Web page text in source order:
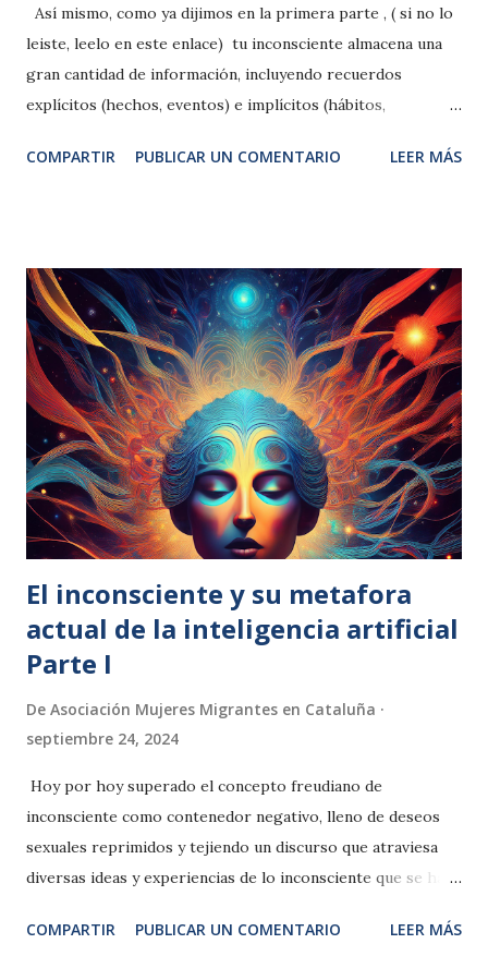
Así mismo, como ya dijimos en la primera parte , ( si no lo
leiste, leelo en este enlace) tu inconsciente almacena una
gran cantidad de información, incluyendo recuerdos
explícitos (hechos, eventos) e implícitos (hábitos,
desagradables. El inconsciente facilita la asociación libre de
soluciones creativas a problemas complejos. Todas las
ideas más brillantes han surgido de manera espontánea,
como una "epifanía". Esto se debe a que el inconsciente ha
estado trabajando en el problema y nos da el resultado.
Bajo esta perspectiva resulta muy útil la metáfora del
inconsciente como una inteligencia artificial, que nace con
nosotros y se forma en base a los contextos en los que nos
formamos. Si nace en una familia en donde el papá le cae a
golpe...
COMPARTIR PUBLICAR UN COMENTARIO LEER MÁS
El inconsciente y su metafora
actual de la inteligencia artificial
Parte I
De Asociación Mujeres Migrantes en Cataluña
septiembre 24, 2024
Hoy por hoy superado el concepto freudiano de
inconsciente como contenedor negativo, lleno de deseos
sexuales reprimidos y tejiendo un discurso que atraviesa
diversas ideas y experiencias de lo inconsciente que se han
cognitivismo actual, entretejiendo aspectos interesantes
COMPARTIR PUBLICAR UN COMENTARIO LEER MÁS